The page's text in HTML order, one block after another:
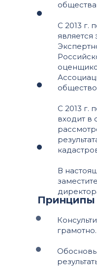
С 2013 г.
является
С 2013 г.
входит в
В
Принципы
грамотно.